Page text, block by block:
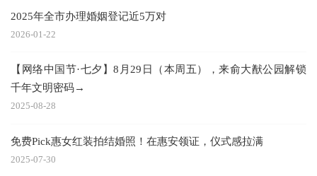
2025年全市办理婚姻登记近5万对
2026-01-22
【网络中国节·七夕】8月29日（本周五），来俞大猷公园解锁
千年文明密码→
2025-08-28
免费Pick惠女红装拍结婚照！在惠安领证，仪式感拉满
2025-07-30